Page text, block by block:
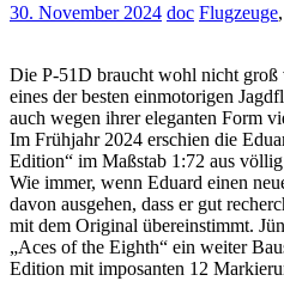
30. November 2024 doc Flugzeuge,
Die P-51D braucht wohl nicht groß
eines der besten einmotorigen
auch wegen ihrer eleganten Form
Im Frühjahr 2024 erschien die
Edition“ im Maßstab 1:72 aus
Wie immer, wenn Eduard einen
davon ausgehen, dass er gut
mit dem Original übereinstimmt.
„Aces of the Eighth“ ein weiter
Edition mit imposanten 12